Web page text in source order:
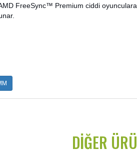
AMD FreeSync™ Premium ciddi
DIĞER